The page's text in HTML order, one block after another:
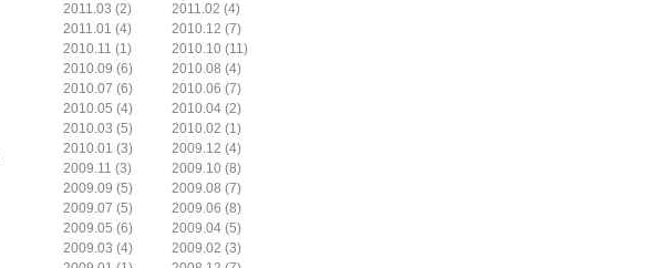
2011.03 (2)
2011.02 (4)
2011.01 (4)
2010.12 (7)
2010.11 (1)
2010.10 (11)
2010.09 (6)
2010.08 (4)
2010.07 (6)
2010.06 (7)
2010.05 (4)
2010.04 (2)
2010.03 (5)
2010.02 (1)
2010.01 (3)
2009.12 (4)
2009.11 (3)
2009.10 (8)
2009.09 (5)
2009.08 (7)
2009.07 (5)
2009.06 (8)
2009.05 (6)
2009.04 (5)
2009.03 (4)
2009.02 (3)